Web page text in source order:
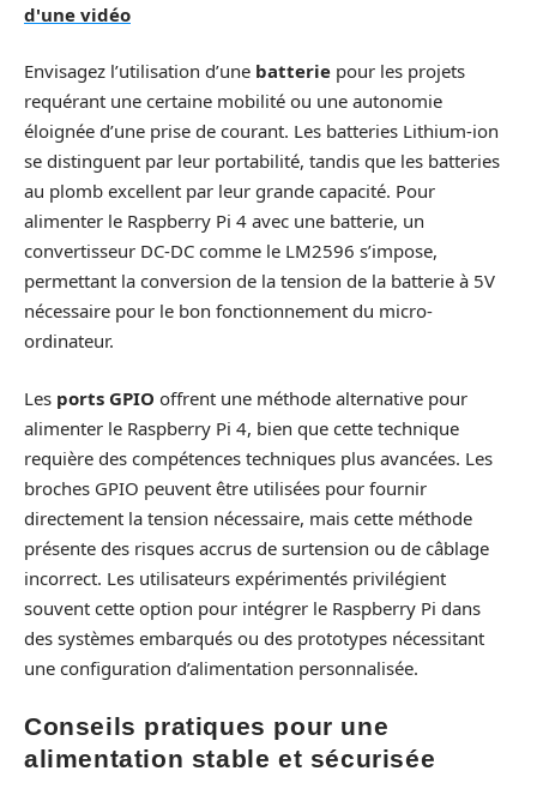
d'une vidéo
Envisagez l’utilisation d’une batterie pour les projets
requérant une certaine mobilité ou une autonomie
éloignée d’une prise de courant. Les batteries Lithium-ion
se distinguent par leur portabilité, tandis que les batteries
au plomb excellent par leur grande capacité. Pour
alimenter le Raspberry Pi 4 avec une batterie, un
convertisseur DC-DC comme le LM2596 s’impose,
permettant la conversion de la tension de la batterie à 5V
nécessaire pour le bon fonctionnement du micro-
ordinateur.
Les ports GPIO offrent une méthode alternative pour
alimenter le Raspberry Pi 4, bien que cette technique
requière des compétences techniques plus avancées. Les
broches GPIO peuvent être utilisées pour fournir
directement la tension nécessaire, mais cette méthode
présente des risques accrus de surtension ou de câblage
incorrect. Les utilisateurs expérimentés privilégient
souvent cette option pour intégrer le Raspberry Pi dans
des systèmes embarqués ou des prototypes nécessitant
une configuration d’alimentation personnalisée.
Conseils pratiques pour une
alimentation stable et sécurisée